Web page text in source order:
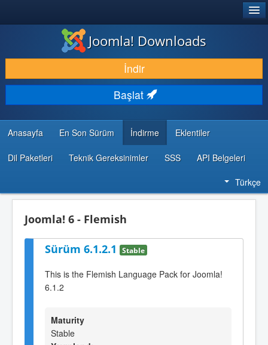
İNDIR & GENIŞLET
KEŞFET & ÖĞREN
TOPLULUK & DESTEK
GELIŞTIRICI KAYNAKLARI
Joomla! Downloads
İndir
Başlat
Anasayfa En Son Sürüm İndirme Eklentiler
Dil Paketleri Teknik Gereksinimler SSS API Belgeleri
Türkçe
Joomla! 6 - Flemish
Sürüm 6.1.2.1 Stable
This is the Flemish Language Pack for Joomla!
6.1.2
Maturity
Stable